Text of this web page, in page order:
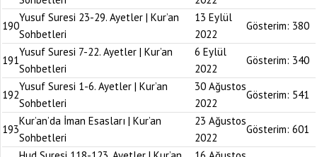
190
Yusuf Suresi 23-29. Ayetler | Kur’an
Sohbetleri
13 Eylül
2022
Gösterim: 380
191
Yusuf Suresi 7-22. Ayetler | Kur’an
Sohbetleri
6 Eylül
2022
Gösterim: 340
192
Yusuf Suresi 1-6. Ayetler | Kur’an
Sohbetleri
30 Ağustos
2022
Gösterim: 541
193
Kur’an’da İman Esasları | Kur’an
Sohbetleri
23 Ağustos
2022
Gösterim: 601